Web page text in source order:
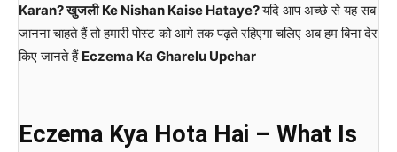
Karan? खुजली Ke Nishan Kaise Hataye?यदि आप अच्छे से यह सब
जानना चाहते हैं तो हमारी पोस्ट को आगे तक पढ़ते रहिएगा चलिए अब हम बिना देर
किए जानते हैं Eczema Ka Gharelu Upchar
Eczema Kya Hota Hai – What Is